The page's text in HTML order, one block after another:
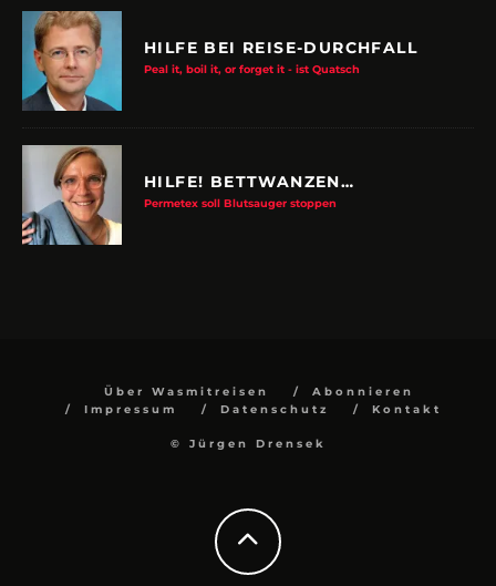
HILFE BEI REISE-DURCHFALL
Peal it, boil it, or forget it - ist Quatsch
HILFE! BETTWANZEN…
Permetex soll Blutsauger stoppen
Über Wasmitreisen
Abonnieren
Impressum
Datenschutz Kontakt
© Jürgen Drensek